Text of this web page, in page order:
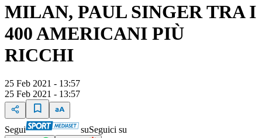
MILAN, PAUL SINGER TRA I
400 AMERICANI PIÙ
RICCHI
25 Feb 2021 - 13:57
25 Feb 2021 - 13:57
Segui suSeguici su